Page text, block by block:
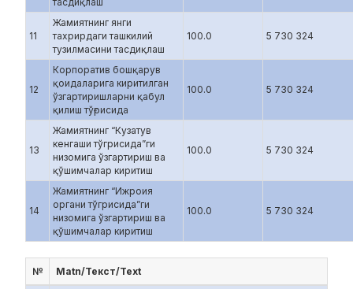
11
Жамиятнинг янги
тахрирдаги ташкилий
тузилмасини тасдиқлаш
100.0 5 730 324
12
Корпоратив бошқарув
қоидаларига киритилган
ўзгартиришларни қабул
қилиш тўғрисида
100.0 5 730 324
13
Жамиятнинг “Кузатув
кенгаши тўгрисида”ги
низомига ўзгартириш ва
қўшимчалар киритиш
100.0 5 730 324
14
Жамиятнинг “Ижроия
органи тўгрисида”ги
низомига ўзгартириш ва
қўшимчалар киритиш
100.0 5 730 324
№ Matn/Текст/Text